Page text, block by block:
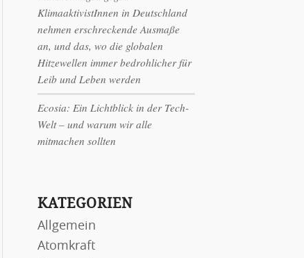
KlimaaktivistInnen in Deutschland
nehmen erschreckende Ausmaße
an, und das, wo die globalen
Hitzewellen immer bedrohlicher für
Leib und Leben werden
Ecosia: Ein Lichtblick in der Tech-
Welt – und warum wir alle
mitmachen sollten
KATEGORIEN
Allgemein
Atomkraft